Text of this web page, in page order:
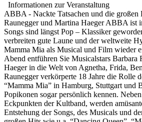
Informationen zur Veranstaltung
ABBA - Nackte Tatsachen und die großen
Raunegger und Martina Haeger ABBA ist
Songs sind längst Pop – Klassiker
verbreiten gute Laune und der weltweite
Mamma Mia als Musical und Film wieder
Abend entführen Sie Musicalstars Barbara
Haeger in die Welt von Agnetha, Frida,
Raunegger verkörperte 18 Jahre die Rolle
“Mamma Mia” in Hamburg, Stuttgart und
Popikonen sogar persönlich kennen.
Eckpunkten der Kultband, werden
Entstehung der Songs, des Musicals und